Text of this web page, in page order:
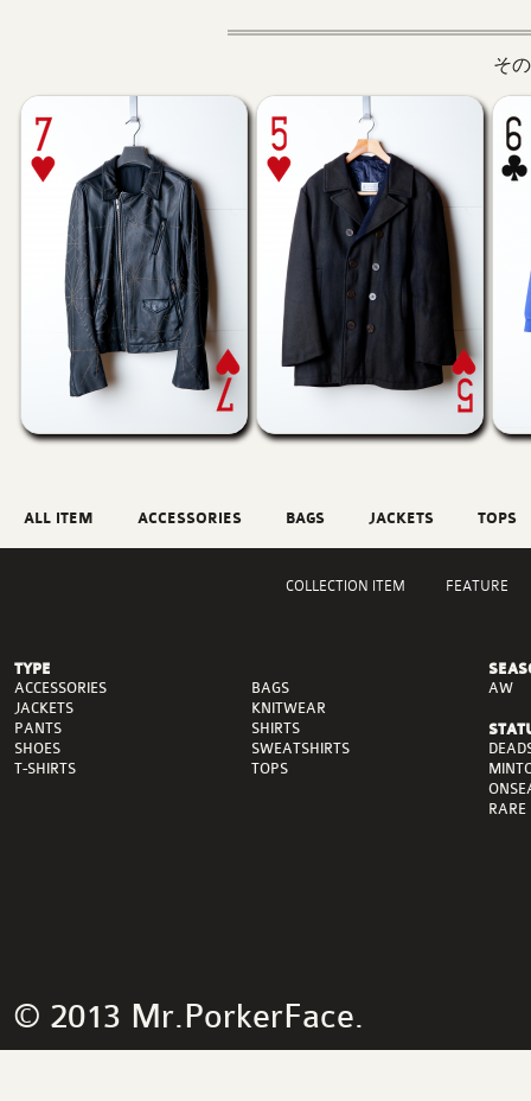
そ
ALL ITEM ACCESSORIES BAGS JACKETS TOPS
COLLECTION ITEM FEATURE
TYPE
ACCESSORIES
BAGS
JACKETS
KNITWEAR
PANTS
SHIRTS
SHOES
SWEATSHIRTS
T-SHIRTS
TOPS
AW
RARE
© 2013 Mr.PorkerFace.